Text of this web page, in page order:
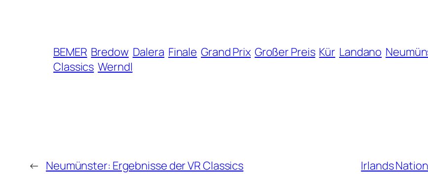
BEMER Bredow Dalera Finale Grand Prix Großer Preis Kür Landano
Classics Werndl
← Neumünster: Ergebnisse der VR Classics Irlands